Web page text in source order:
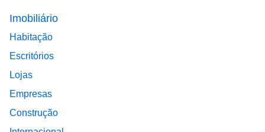
Footer main menu
Imobiliário
Habitação
Escritórios
Lojas
Empresas
Construção